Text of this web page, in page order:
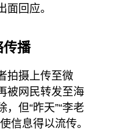
回应。
播
拍摄上传至微
被网民转发至海
但“昨天”“李老
信息得以流传。